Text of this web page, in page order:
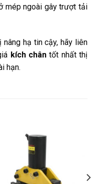
mép ngoài gây trượt tải
hạ tin cậy, hãy liên
kích chân tốt nhất thị
hạn.